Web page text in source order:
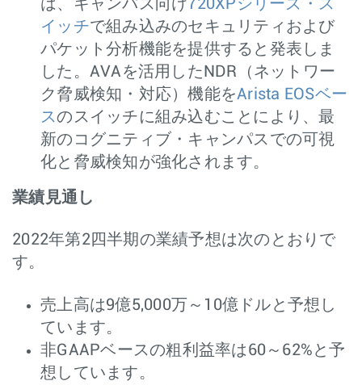
は、キャンパス向け720XPシリーズ・ス
イッチで組み込みのセキュリティおよび
パケット分析機能を提供すると発表しま
した。AVAを活用したNDR（ネットワー
ク脅威検知・対応）機能をArista EOSベー
スのスイッチに組み込むことにより、最
新のコグニティブ・キャンパスでの可視
化と脅威検知が強化されます。
業績見通し
2022年第2四半期の業績予想は次のとおりで
す。
売上高は9億5,000万～10億ドルと予想し
ています。
非GAAPベースの粗利益率は60～62%と予
想しています。